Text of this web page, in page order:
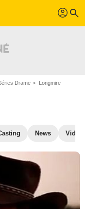
profil search
Drame Longmire
News